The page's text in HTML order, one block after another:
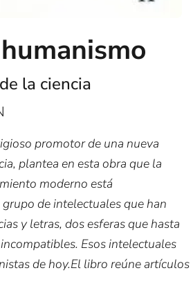
la ciencia
promotor de una nueva
plantea en esta obra que la
moderno está
de intelectuales que han
y letras, dos esferas que hasta
Esos intelectuales
de hoy.El libro reúne artículos